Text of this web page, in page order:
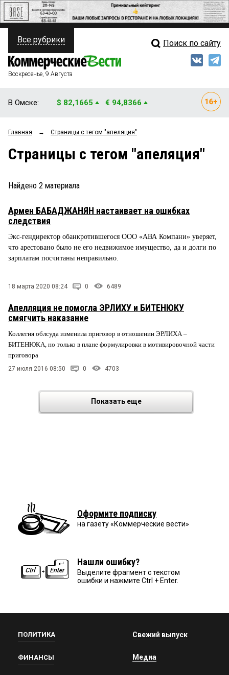
ПОЛИТИКА
ФИНАНСЫ
ОБЩЕСТВО
ЗАКОН
НОВОСТИ КОМПАНИЙ
СТИЛЬ ЖИЗНИ
Свежий выпуск
Мнения
Рейтинги
Все рубрики Поиск по сайту
Воскресенье, 9 Августа
В Омске: $ 82,1665 € 94,8366
Главная → Страницы c тегом "апеляция"
Страницы c тегом "апеляция"
Найдено 2 материала
Армен БАБАДЖАНЯН настаивает на ошибках
следствия
Экс-гендиректор обанкротившегося ООО «АВА Компани» уверяет,
что арестовано было не его недвижимое имущество, да и долги по
зарплатам посчитаны неправильно.
18 марта 2020 08:24 0 6489
Апелляция не помогла ЭРЛИХУ и БИТЕНЮКУ
смягчить наказание
Коллегия облсуда изменила приговор в отношении ЭРЛИХА –
БИТЕНЮКА, но только в плане формулировки в мотивировочной части
приговора
27 июля 2016 08:50 0 4703
Показать еще
Оформите подписку
на газету «Коммерческие вести»
Нашли ошибку?
Выделите фрагмент с текстом
ошибки и нажмите Ctrl + Enter.
ПОЛИТИКА
ФИНАНСЫ
Свежий выпуск
Медиа